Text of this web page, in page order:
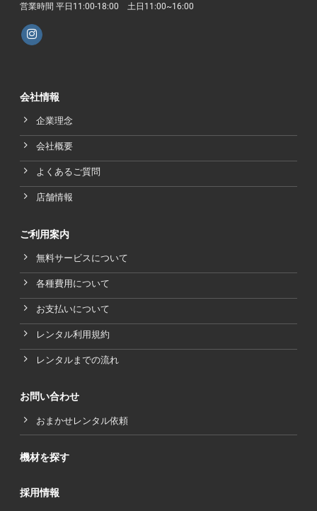
営業時間 平日11:00-18:00 土日11:00~16:00
会社情報
企業理念
会社概要
よくあるご質問
店舗情報
ご利用案内
無料サービスについて
各種費用について
お支払いについて
レンタル利用規約
レンタルまでの流れ
お問い合わせ
おまかせレンタル依頼
機材を探す
採用情報